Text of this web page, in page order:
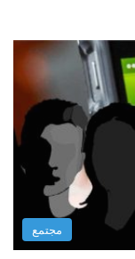
مجتمع